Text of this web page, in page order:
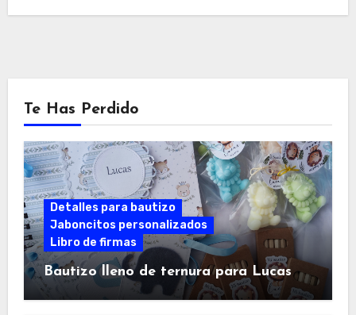
Te Has Perdido
Detalles para bautizo
Jaboncitos personalizados
Libro de firmas
Bautizo lleno de ternura para Lucas